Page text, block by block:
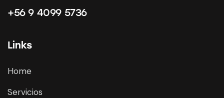
+56 9 4099 5736
Links
Home
Servicios